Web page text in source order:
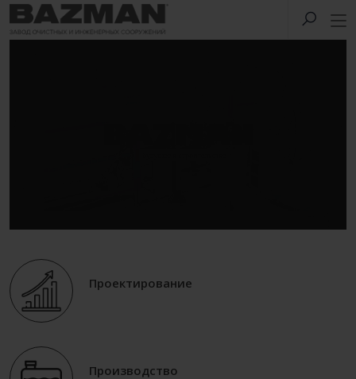
Проектирование
Производство